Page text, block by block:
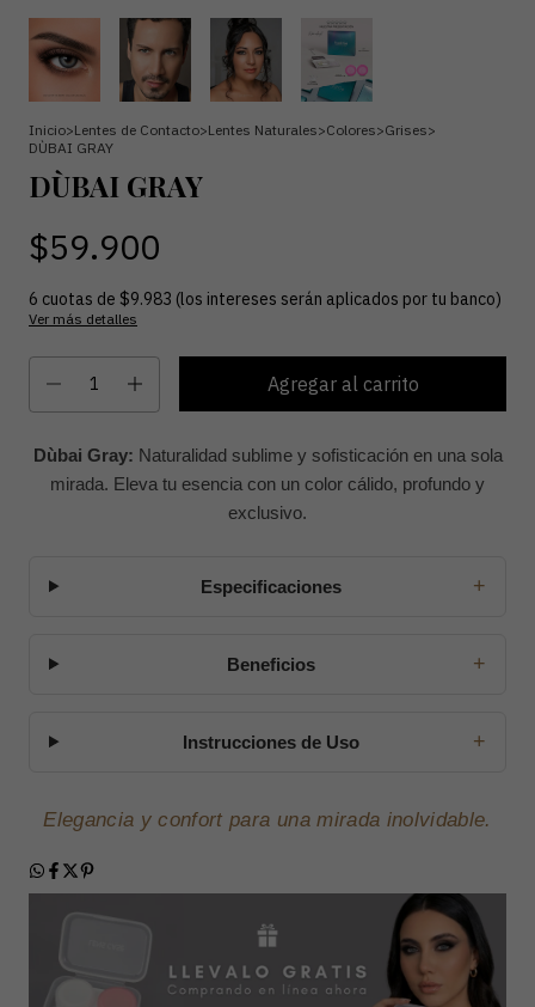
Inicio>Lentes de Contacto>Lentes Naturales>Colores>Grises>
DÙBAI GRAY
DÙBAI GRAY
$59.900
6 cuotas de $9.983 (los intereses serán aplicados por tu banco)
Ver más detalles
Dùbai Gray: Naturalidad sublime y sofisticación en una sola
mirada. Eleva tu esencia con un color cálido, profundo y
exclusivo.
Especificaciones +
Beneficios +
Instrucciones de Uso +
Elegancia y confort para una mirada inolvidable.